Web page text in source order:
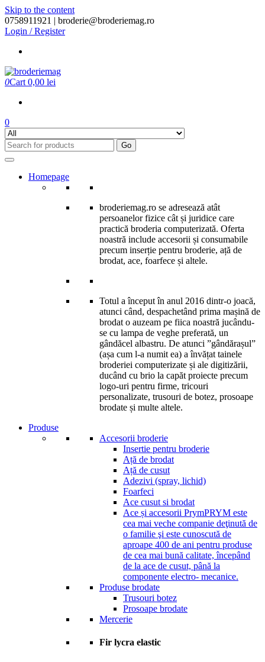
Skip to the content
0758911921 | broderie@broderiemag.ro
Login / Register
0Cart 0,00 lei
0
Go
Homepage
broderiemag.ro se adresează atât
persoanelor fizice cât și juridice care
practică broderia computerizată. Oferta
noastră include accesorii și consumabile
precum inserție pentru broderie, ață de
brodat, ace, foarfece și altele.
Totul a început în anul 2016 dintr-o joacă,
atunci când, despachetând prima mașină de
brodat o auzeam pe fiica noastră jucându-
se cu lampa de veghe preferată, un
gândăcel albastru. De atunci ”gândărașul”
(așa cum l-a numit ea) a învățat tainele
broderiei computerizate și ale digitizării,
ducând cu brio la capăt proiecte precum
logo-uri pentru firme, tricouri
personalizate, trusouri de botez, prosoape
brodate și multe altele.
Produse
Accesorii broderie
Insertie pentru broderie
Ață de brodat
Ață de cusut
Adezivi (spray, lichid)
Foarfeci
Ace cusut si brodat
Ace și accesorii PrymPRYM este
cea mai veche companie deţinută de
o familie şi este cunoscută de
aproape 400 de ani pentru produse
de cea mai bună calitate, începând
de la ace de cusut, până la
componente electro- mecanice.
Produse brodate
Trusouri botez
Prosoape brodate
Mercerie
Fir lycra elastic